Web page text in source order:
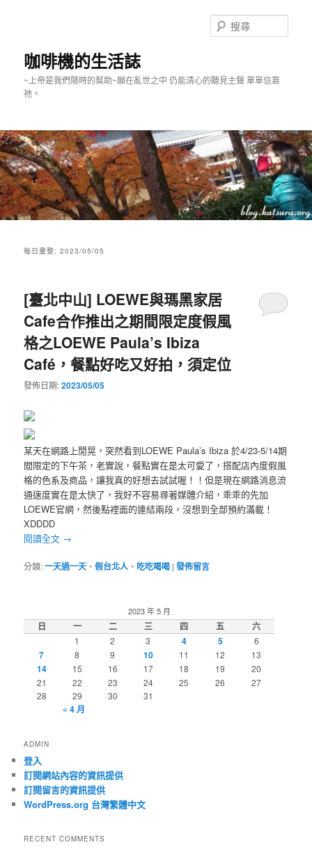
咖啡機的生活誌
~上帝是我們隨時的幫助~願在亂世之中 仍能清心的聽見主聲 單單信靠
祂。
尋
每日彙整:2023/05/05
[臺北中山] LOEWE與瑪黑家居
Cafe合作推出之期間限定度假風
格之LOEWE Paula’s Ibiza
Café，餐點好吃又好拍，須定位
發佈日期:2023/05/05
某天在網路上閒晃，突然看到LOEWE Paula’s Ibiza 於4/23-5/14期
間限定的下午茶，老實說，餐點實在是太可愛了，搭配店內度假風
格的色系及商品，讓我真的好想去試試喔！！但是現在網路消息流
通速度實在是太快了，我好不容易尋著媒體介紹，乖乖的先加
LOEWE官網，然後點裡面的連結兩段，沒想到全部預約滿載！
XDDDD
閱讀全文 →
分類:一天過一天 、假台北人 、 吃吃喝喝 |發佈留言
2023 年 5 月
日 一 二 三 四 五 六
1 2 3 4 5 6
7 8 9 10 11 12 13
14 15 16 17 18 19
20
21
22 23 24 25 26
27
28
29 30 31
« 4 月
ADMIN
登入
訂閱網站內容的資訊提供
訂閱留言的資訊提供
WordPress.org 台灣繁體中文
RECENT COMMENTS